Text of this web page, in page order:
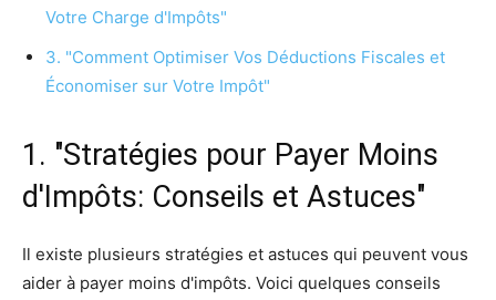
Votre Charge d'Impôts"
3. "Comment Optimiser Vos Déductions Fiscales et
Économiser sur Votre Impôt"
1. "Stratégies pour Payer Moins
d'Impôts: Conseils et Astuces"
Il existe plusieurs stratégies et astuces qui peuvent vous
aider à payer moins d'impôts. Voici quelques conseils